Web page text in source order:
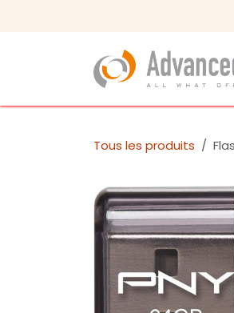
Tous les produits